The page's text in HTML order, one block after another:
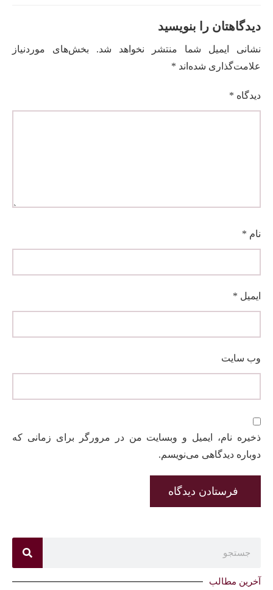
دیدگاهتان را بنویسید
نشانی ایمیل شما منتشر نخواهد شد.
بخش‌های موردنیاز
علامت‌گذاری شده‌اند *
دیدگاه *
نام *
ایمیل *
وب‌ سایت
ذخیره نام، ایمیل و وبسایت من در مرورگر برای زمانی که
دوباره دیدگاهی می‌نویسم.
آخرین مطالب